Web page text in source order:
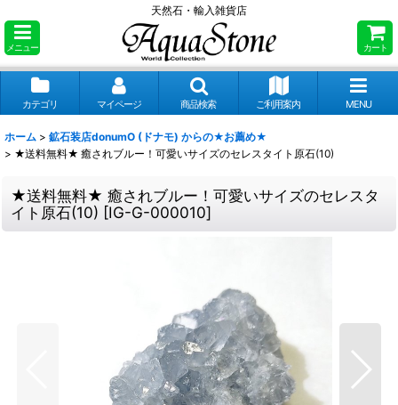
天然石・輸入雑貨店
メニュー カート
カテゴリ マイページ 商品検索 ご利用案内 MENU
ホーム > 鉱石装店donumO (ドナモ) からの★お薦め★
> ★送料無料★ 癒されブルー！可愛いサイズのセレスタイト原石(10)
★送料無料★ 癒されブルー！可愛いサイズのセレスタ
イト原石(10) [IG-G-000010]